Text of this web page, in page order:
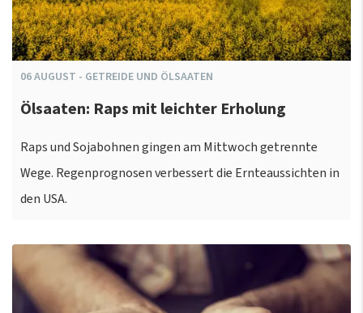
06AUGUST - GETREIDE UND ÖLSAATEN
Ölsaaten: Raps mit leichter Erholung
Raps und Sojabohnen gingen am Mittwoch getrennte
Wege. Regenprognosen verbessert die Ernteaussichten in
den USA.